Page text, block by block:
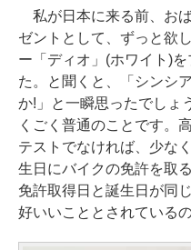
私が日本に来る前、お
ゼントとして、ずっと欲
ー「ディオ」(ホワイト)
た。と聞くと、「シンシ
か!」と一瞬思ったでし
くごく普通のことです。
テストでなければ、少な
生日にバイクの免許を取
免許取得日と誕生日が同
好いいこととされているの